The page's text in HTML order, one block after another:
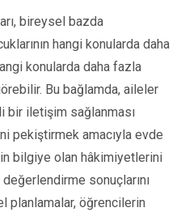
bireysel bazda
hangi konularda daha
konularda daha fazla
Bu bağlamda, aileler
bir iletişim sağlanması
pekiştirmek amacıyla evde
bilgiye olan hâkimiyetlerini
sonuçlarını
planlamalar, öğrencilerin